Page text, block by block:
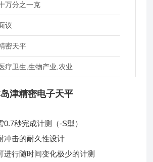
万分之一克
议
密天平
疗卫生,生物产业,农业
岛津精密电子天平
0.7秒完成计测（-S型）
耐冲击的耐久性设计
进行随时间变化极少的计测